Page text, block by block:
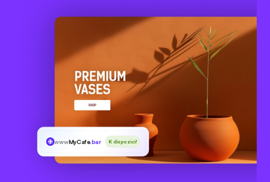
wwwMyCafe.bar K dispozici!